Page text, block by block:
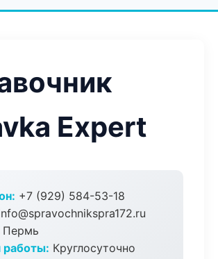
Expert
+7 (929) 584-53-18
Пермь
Круглосуточно